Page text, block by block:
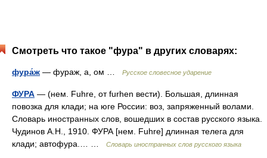
Смотреть что такое "фура" в других словарях:
фура́ж — фураж, а, ом … Русское словесное ударение
ФУРА — (нем. Fuhre, от furhen вести). Большая, длинная
повозка для клади; на юге России: воз, запряженный волами.
Словарь иностранных слов, вошедших в состав русского языка.
Чудинов А.Н., 1910. ФУРА [нем. Fuhre] длинная телега для
клади; автофура.… …
Словарь иностранных слов русского языка